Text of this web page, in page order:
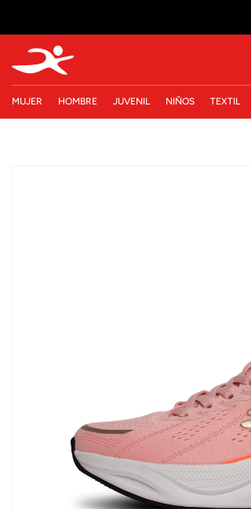
MUJER HOMBRE JUVENIL NIÑOS TEXTIL